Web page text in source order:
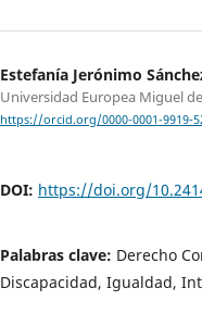
Estefanía Jerónimo
Universidad Europea Miguel
https://orcid.org/0000-0001-9919-
DOI: https://doi.org/
Palabras clave: Derecho
Discapacidad, Igualdad,